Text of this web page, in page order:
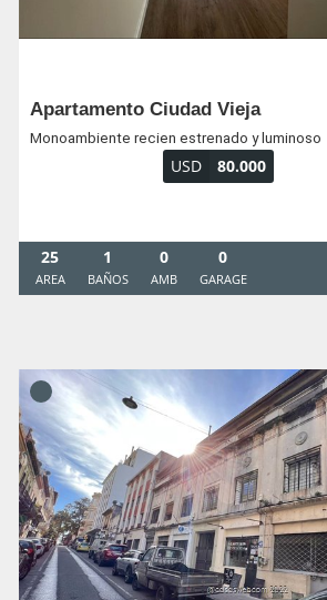
Apartamento Ciudad Vieja
Monoambiente recien estrenado y luminoso
USD 80.000
25
AREA
1
BAÑOS
0
AMB
0
GARAGE